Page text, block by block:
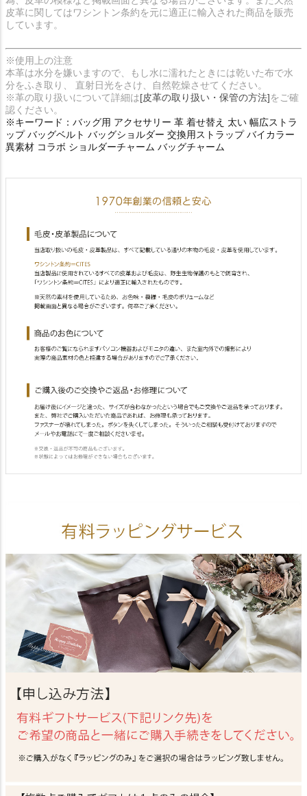
皮革に関してはワシントン条約を元に適正に輸入された商品を販売
しています。
※使用上の注意
本革は水分を嫌いますので、もし水に濡れたときには乾いた布で水
分をふき取り、 直射日光をさけ、自然乾燥させてください。
※革の取り扱いについて詳細は[皮革の取り扱い・保管の方法]をご確
認ください。
※キーワード：バッグ用 アクセサリー 革 着せ替え 太い 幅広ストラ
ップ バッグベルト バッグショルダー 交換用ストラップ バイカラー
異素材 コラボ ショルダーチャーム バッグチャーム